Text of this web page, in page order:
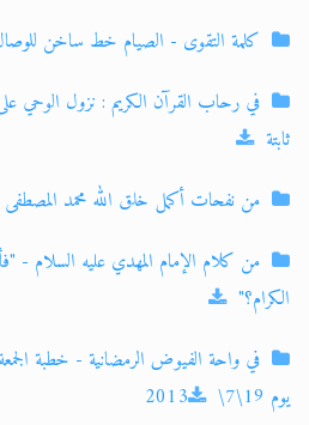
كلمة التقوى - الصيام خط ساخن
في رحاب القرآن الكريم : نزول الوحي على
ثابتة
من نفحات أكمل خلق الله محمد المصطفى
من كلام الإمام المهدي عليه السلام -
الكرام؟"
في واحة الفيوض الرمضانية - خطبة
يوم 19\7\2013